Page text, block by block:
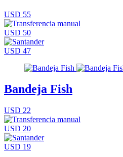
USD 55
USD 50
USD 47
Bandeja Fish
USD 22
USD 20
USD 19